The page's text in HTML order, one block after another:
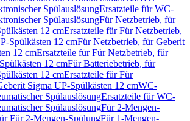
SpülauslösungErsatzteile für WC-
SpülauslösungFür Netzbetrieb, für
12 cmErsatzteile für Für Netzbetrieb,
Spülkästen 12 cmFür Netzbetrieb, für Geberit
12 cmErsatzteile für Für Netzbetrieb, für
12 cmFür Batteriebetrieb, für
12 cmErsatzteile für Für
Sigma UP-Spülkästen 12 cmWC-
SpülauslösungErsatzteile für WC-
SpülauslösungFür 2-Mengen-
Für 2-Mengen-SpülungFür 1-Mengen-